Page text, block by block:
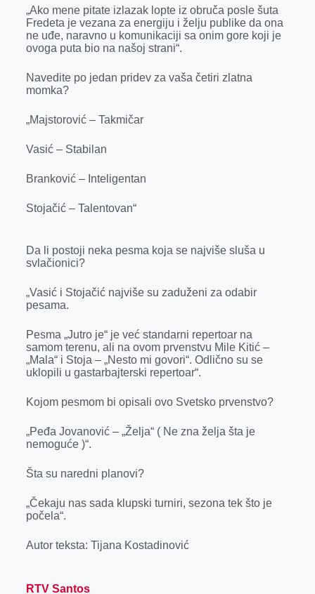
„Ako mene pitate izlazak lopte iz obruča posle šuta
Fredeta je vezana za energiju i želju publike da ona
ne uđe, naravno u komunikaciji sa onim gore koji je
ovoga puta bio na našoj strani“.
Navedite po jedan pridev za vaša četiri zlatna
momka?
„Majstorović – Takmičar
Vasić – Stabilan
Branković – Inteligentan
Stojačić – Talentovan“
Da li postoji neka pesma koja se najviše sluša u
svlačionici?
„Vasić i Stojačić najviše su zaduženi za odabir
pesama.
Pesma „Jutro je“ je već standarni repertoar na
samom terenu, ali na ovom prvenstvu Mile Kitić –
„Mala“ i Stoja – „Nesto mi govori“. Odlično su se
uklopili u gastarbajterski repertoar“.
Kojom pesmom bi opisali ovo Svetsko prvenstvo?
„Peđa Jovanović – „Želja“ ( Ne zna želja šta je
nemoguće )“.
Šta su naredni planovi?
„Čekaju nas sada klupski turniri, sezona tek što je
počela“.
Autor teksta: Tijana Kostadinović
RTV Santos